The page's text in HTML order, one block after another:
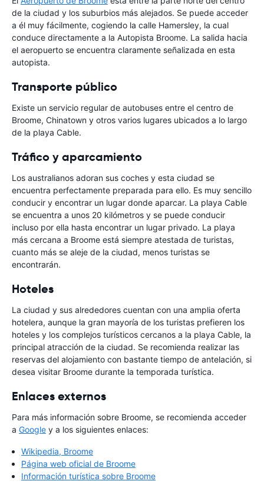
de la ciudad y los suburbios más alejados. Se puede acceder
a él muy fácilmente, cogiendo la calle Hamersley, la cual
conduce directamente a la Autopista Broome. La salida hacia
el aeropuerto se encuentra claramente señalizada en esta
autopista.
Transporte público
Existe un servicio regular de autobuses entre el centro de
Broome, Chinatown y otros varios lugares ubicados a lo largo
de la playa Cable.
Tráfico y aparcamiento
Los australianos adoran sus coches y esta ciudad se
encuentra perfectamente preparada para ello. Es muy sencillo
conducir y encontrar un lugar donde aparcar. La playa Cable
se encuentra a unos 20 kilómetros y se puede conducir
incluso por ella hasta encontrar un lugar privado. La playa
más cercana a Broome está siempre atestada de turistas,
cuanto más se aleje de la ciudad, menos turistas se
encontrarán.
Hoteles
La ciudad y sus alrededores cuentan con una amplia oferta
hotelera, aunque la gran mayoría de los turistas prefieren los
hoteles y los complejos turísticos cercanos a la playa Cable, la
principal atracción de la ciudad. Se recomienda realizar las
reservas del alojamiento con bastante tiempo de antelación, si
desea visitar Broome durante la temporada turística.
Enlaces externos
Para más información sobre Broome, se recomienda acceder
a Google y a los siguientes enlaces:
Wikipedia, Broome
Página web oficial de Broome
Información turística sobre Broome